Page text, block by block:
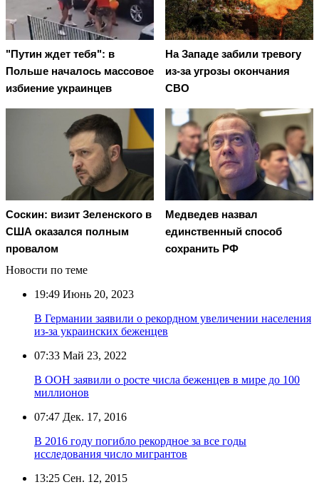
"Путин ждет тебя": в
Польше началось массовое
избиение украинцев
На Западе забили тревогу
из-за угрозы окончания
СВО
Соскин: визит Зеленского в
США оказался полным
провалом
Медведев назвал
единственный способ
сохранить РФ
Новости по теме
19:49 Июнь 20, 2023
В Германии заявили о рекордном увеличении населения
из-за украинских беженцев
07:33 Май 23, 2022
В ООН заявили о росте числа беженцев в мире до 100
миллионов
07:47 Дек. 17, 2016
В 2016 году погибло рекордное за все годы
исследования число мигрантов
13:25 Сен. 12, 2015